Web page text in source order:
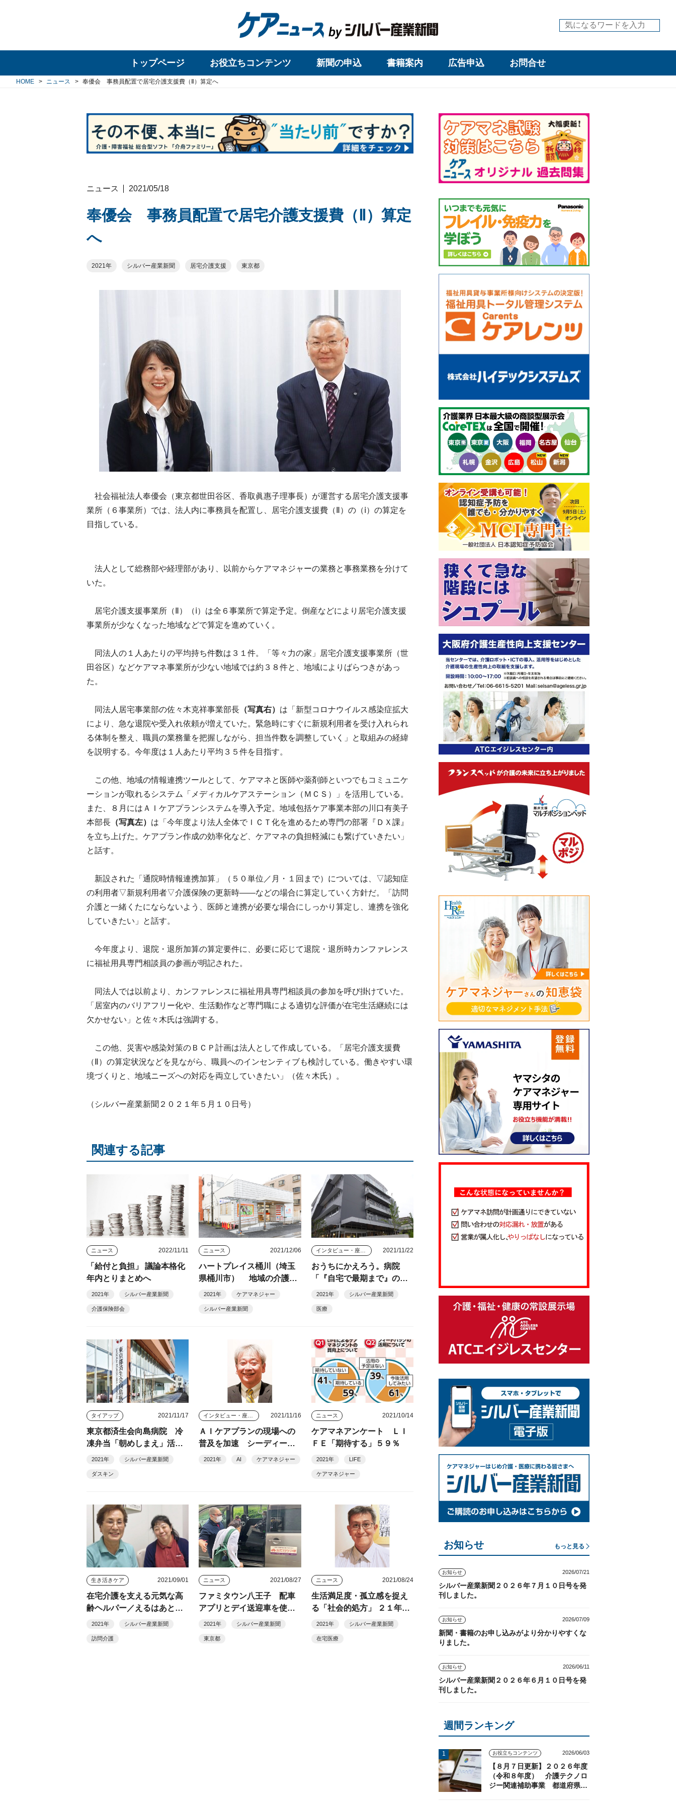
トップページ お役立ちコンテンツ 新聞の申込 書籍案内 広告申込 お問合せ
HOME ニュース 奉優会 事務員配置で居宅介護支援費（Ⅱ）算定へ
ニュース 2021/05/18
奉優会 事務員配置で居宅介護支援費（Ⅱ）算定
へ
2021年 シルバー産業新聞 居宅介護支援 東京都
社会福祉法人奉優会（東京都世田谷区、香取眞惠子理事長）が運営する居宅介護支援事
業所（６事業所）では、法人内に事務員を配置し、居宅介護支援費（Ⅱ）の（ⅰ）の算定を
目指している。
法人として総務部や経理部があり、以前からケアマネジャーの業務と事務業務を分けて
いた。
居宅介護支援事業所（Ⅱ）（ⅰ）は全６事業所で算定予定。倒産などにより居宅介護支援
事業所が少なくなった地域などで算定を進めていく。
同法人の１人あたりの平均持ち件数は３１件。「等々力の家」居宅介護支援事業所（世
田谷区）などケアマネ事業所が少ない地域では約３８件と、地域によりばらつきがあっ
た。
同法人居宅事業部の佐々木克祥事業部長 （写真右） は「新型コロナウイルス感染症拡大
により、急な退院や受入れ依頼が増えていた。緊急時にすぐに新規利用者を受け入れられ
る体制を整え、職員の業務量を把握しながら、担当件数を調整していく」と取組みの経緯
を説明する。今年度は１人あたり平均３５件を目指す。
この他、地域の情報連携ツールとして、ケアマネと医師や薬剤師といつでもコミュニケ
ーションが取れるシステム「メディカルケアステーション（ＭＣＳ）」を活用している。
また、８月にはＡＩケアプランシステムを導入予定。地域包括ケア事業本部の川口有美子
本部長 （写真左） は「今年度より法人全体でＩＣＴ化を進めるため専門の部署『ＤＸ課』
を立ち上げた。ケアプラン作成の効率化など、ケアマネの負担軽減にも繋げていきたい」
と話す。
新設された「通院時情報連携加算」（５０単位／月・１回まで）については、▽認知症
の利用者▽新規利用者▽介護保険の更新時――などの場合に算定していく方針だ。「訪問
介護と一緒くたにならないよう、医師と連携が必要な場合にしっかり算定し、連携を強化
していきたい」と話す。
今年度より、退院・退所加算の算定要件に、必要に応じて退院・退所時カンファレンス
に福祉用具専門相談員の参画が明記された。
同法人では以前より、カンファレンスに福祉用具専門相談員の参加を呼び掛けていた。
「居室内のバリアフリー化や、生活動作など専門職による適切な評価が在宅生活継続には
欠かせない」と佐々木氏は強調する。
この他、災害や感染対策のＢＣＰ計画は法人として作成している。「居宅介護支援費
（Ⅱ）の算定状況などを見ながら、職員へのインセンティブも検討している。働きやすい環
境づくりと、地域ニーズへの対応を両立していきたい」（佐々木氏）。
（シルバー産業新聞２０２１年５月１０日号）
関連する記事
ニュース 2022/11/11
「給付と負担」 議論本格化
年内とりまとめへ
2021年 シルバー産業新聞
介護保険部会
ニュース 2021/12/06
ハートプレイス桶川（埼玉
県桶川市） 地域の介護サ
ービスのサードプレイスを
2021年 ケアマネジャー
シルバー産業新聞
インタビュー・座談会 2021/11/22
おうちにかえろう。病院
「『自宅で最期まで』のあ
り方を示す」
2021年 シルバー産業新聞
医療
タイアップ 2021/11/17
東京都済生会向島病院 冷
凍弁当「朝めしまえ」活
用 患者・スタッフの満足
2021年 シルバー産業新聞
ダスキン
2021/11/16
ＡＩケアプランの現場への
普及を加速 シーディーア
イ濵岡邦雅社長
2021年 AI ケアマネジャー
ニュース 2021/10/14
ケアマネアンケート ＬＩ
ＦＥ「期待する」５９％
2021年 LIFE
ケアマネジャー
生き活きケア 2021/09/01
在宅介護を支える元気な高
齢ヘルパー／えるはあとケ
アセンター（目黒区）
2021年 シルバー産業新聞
訪問介護
ニュース 2021/08/27
ファミタウン八王子 配車
アプリとデイ送迎車を使っ
たシニア送迎サービス
2021年 シルバー産業新聞
東京都
ニュース 2021/08/24
生活満足度・孤立感を捉え
る「社会的処方」 ２１年改
定で居宅療養管理指導に
2021年 シルバー産業新聞
在宅医療
お知らせ もっと見る
お知らせ 2026/07/21
シルバー産業新聞２０２６年７月１０日号を発
刊しました。
お知らせ 2026/07/09
新聞・書籍のお申し込みがより分かりやすくな
りました。
お知らせ 2026/06/11
シルバー産業新聞２０２６年６月１０日号を発
刊しました。
週間ランキング
お役立ちコンテンツ 2026/06/03
【８月７日更新】２０２６年度
（令和８年度） 介護テクノロ
ジー関連補助事業 都道府県の